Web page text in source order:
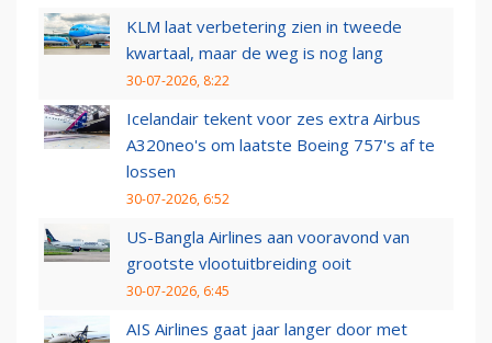
KLM laat verbetering zien in tweede
kwartaal, maar de weg is nog lang
30-07-2026, 8:22
Icelandair tekent voor zes extra Airbus
A320neo's om laatste Boeing 757's af te
lossen
30-07-2026, 6:52
US-Bangla Airlines aan vooravond van
grootste vlootuitbreiding ooit
30-07-2026, 6:45
AIS Airlines gaat jaar langer door met